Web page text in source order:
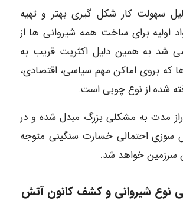
سهولت کار شکل گیری بهتر و تهیه
اولیه برای ساخت همه شیروانی ها از
شد به همین دلیل اکثریت قریب به
که بروی اماکن مهم سیاسی، اقتصادی،
شده از نوع چوبی است.
مدت به مشکلی بزرگ مبدل شده و در
سوزی احتمالی خسارت سنگینی متوجه
سرزمین خواهد شد.
نوع شیروانی و کشف کانون آتش